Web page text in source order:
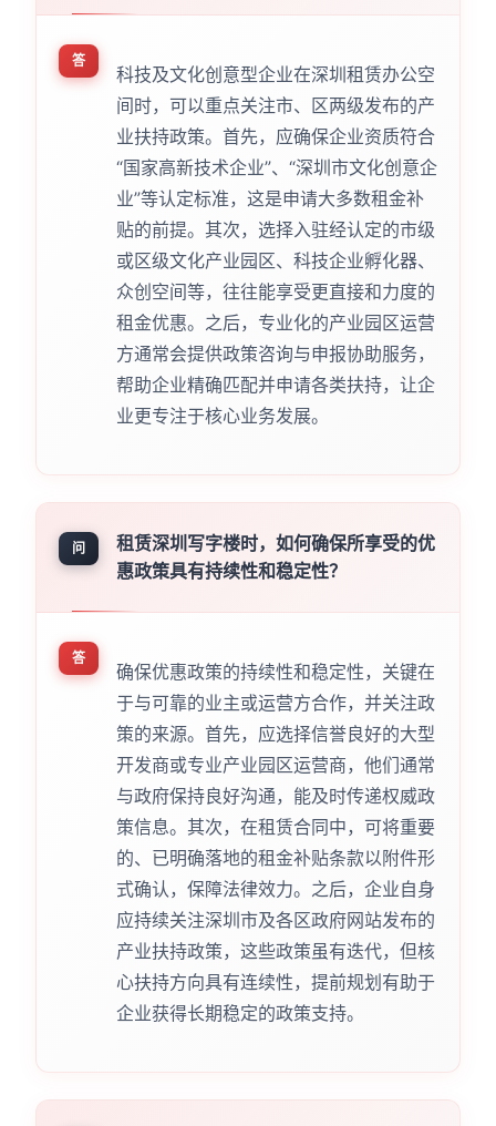
答
科技及文化创意型企业在深圳租赁办公空
间时，可以重点关注市、区两级发布的产
业扶持政策。首先，应确保企业资质符合
“国家高新技术企业”、“深圳市文化创意企
业”等认定标准，这是申请大多数租金补
贴的前提。其次，选择入驻经认定的市级
或区级文化产业园区、科技企业孵化器、
众创空间等，往往能享受更直接和力度的
租金优惠。之后，专业化的产业园区运营
方通常会提供政策咨询与申报协助服务，
帮助企业精确匹配并申请各类扶持，让企
业更专注于核心业务发展。
问
租赁深圳写字楼时，如何确保所享受的优
惠政策具有持续性和稳定性？
答
确保优惠政策的持续性和稳定性，关键在
于与可靠的业主或运营方合作，并关注政
策的来源。首先，应选择信誉良好的大型
开发商或专业产业园区运营商，他们通常
与政府保持良好沟通，能及时传递权威政
策信息。其次，在租赁合同中，可将重要
的、已明确落地的租金补贴条款以附件形
式确认，保障法律效力。之后，企业自身
应持续关注深圳市及各区政府网站发布的
产业扶持政策，这些政策虽有迭代，但核
心扶持方向具有连续性，提前规划有助于
企业获得长期稳定的政策支持。